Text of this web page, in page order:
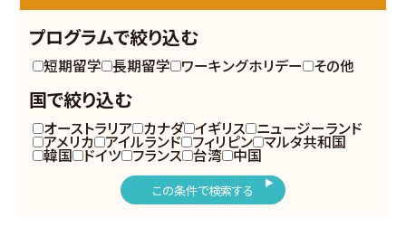
プログラムで絞り込む
短期留学 長期留学 ワーキングホリデー その他
国で絞り込む
オーストラリア カナダ イギリス ニュージーランド
アメリカ アイルランド フィリピン マルタ共和国
韓国 ドイツ フランス 台湾 中国
この条件で検索する